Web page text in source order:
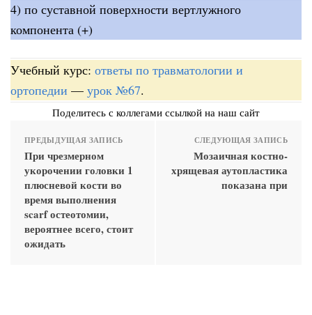
4) по суставной поверхности вертлужного
компонента (+)
Учебный курс: ответы по травматологии и
ортопедии — урок №67.
Поделитесь с коллегами ссылкой на наш сайт
ПРЕДЫДУЩАЯ ЗАПИСЬ
При чрезмерном
укорочении головки 1
плюсневой кости во
время выполнения
scarf остеотомии,
вероятнее всего, стоит
ожидать
СЛЕДУЮЩАЯ ЗАПИСЬ
Мозаичная костно-
хрящевая аутопластика
показана при